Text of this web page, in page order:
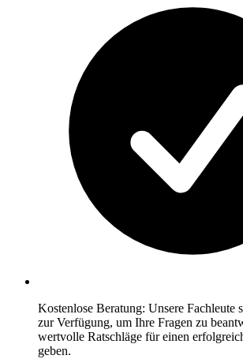
Kostenlose Beratung: Unsere Fachleute
zur Verfügung, um Ihre Fragen zu
wertvolle Ratschläge für einen
geben.